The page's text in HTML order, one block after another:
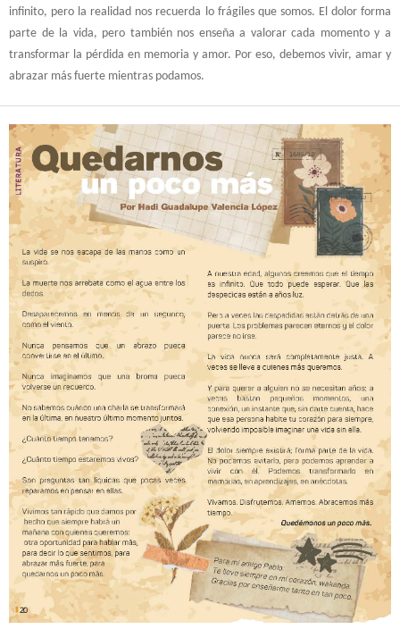
infinito, pero la realidad nos recuerda lo frágiles que somos. El dolor forma
parte de la vida, pero también nos enseña a valorar cada momento y a
transformar la pérdida en memoria y amor. Por eso, debemos vivir, amar y
abrazar más fuerte mientras podamos.